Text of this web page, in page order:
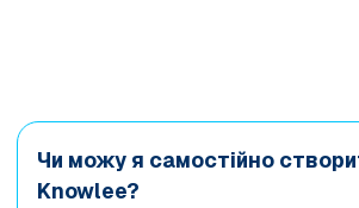
Чи можу я самостійно
Knowlee?